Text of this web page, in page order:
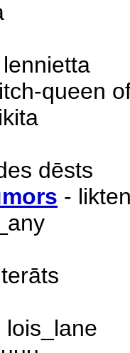
queen
dēsts
-
lois_lane